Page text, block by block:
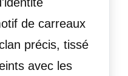
de carreaux
précis, tissé
avec les